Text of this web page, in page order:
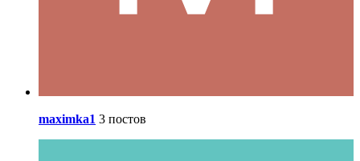
maximka1 3 постов